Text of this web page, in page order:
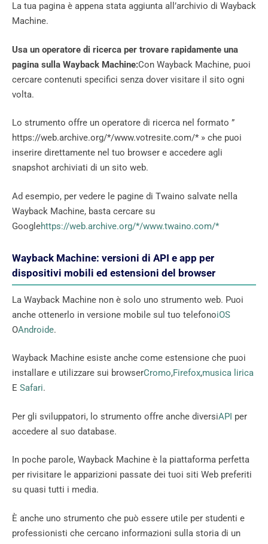
La tua pagina è appena stata aggiunta all’archivio di Wayback
Machine.
Usa un operatore di ricerca per trovare rapidamente una
pagina sulla Wayback Machine:Con Wayback Machine, puoi
cercare contenuti specifici senza dover visitare il sito ogni
volta.
Lo strumento offre un operatore di ricerca nel formato ”
https://web.archive.org/*/www.votresite.com/* » che puoi
inserire direttamente nel tuo browser e accedere agli
snapshot archiviati di un sito web.
Ad esempio, per vedere le pagine di Twaino salvate nella
Wayback Machine, basta cercare su
Googlehttps://web.archive.org/*/www.twaino.com/*
Wayback Machine: versioni di API e app per
dispositivi mobili ed estensioni del browser
La Wayback Machine non è solo uno strumento web. Puoi
anche ottenerlo in versione mobile sul tuo telefonoiOS
OAndroide.
Wayback Machine esiste anche come estensione che puoi
installare e utilizzare sui browserCromo,Firefox,musica lirica
E Safari.
Per gli sviluppatori, lo strumento offre anche diversiAPI per
accedere al suo database.
In poche parole, Wayback Machine è la piattaforma perfetta
per rivisitare le apparizioni passate dei tuoi siti Web preferiti
su quasi tutti i media.
È anche uno strumento che può essere utile per studenti e
professionisti che cercano informazioni sulla storia di un